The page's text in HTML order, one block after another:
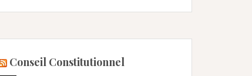
Conseil Constitutionnel